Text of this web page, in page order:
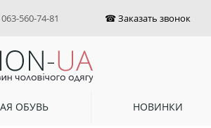
063-560-74-81
ОБУВЬ НОВИНКИ